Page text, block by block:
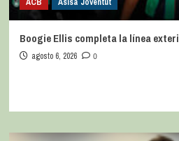
Boogie Ellis completa la línea
agosto 6, 2026 0